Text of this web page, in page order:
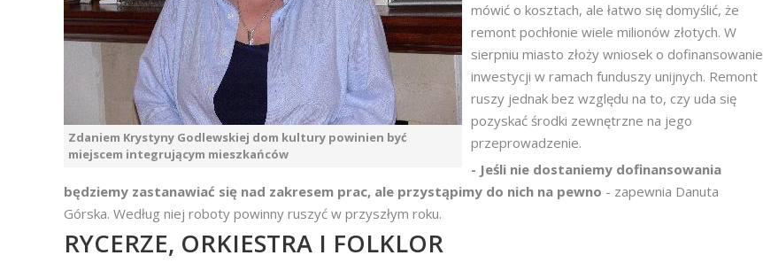
Zdaniem Krystyny Godlewskiej dom kultury powinien być
miejscem integrującym mieszkańców
mówić o kosztach, ale łatwo się domyślić, że
remont pochłonie wiele milionów złotych. W
sierpniu miasto złoży wniosek o dofinansowanie
inwestycji w ramach funduszy unijnych. Remont
ruszy jednak bez względu na to, czy uda się
pozyskać środki zewnętrzne na jego
przeprowadzenie.
- Jeśli nie dostaniemy dofinansowania
będziemy zastanawiać się nad zakresem prac, ale przystąpimy do nich na pewno - zapewnia Danuta
Górska. Według niej roboty powinny ruszyć w przyszłym roku.
RYCERZE, ORKIESTRA I FOLKLOR